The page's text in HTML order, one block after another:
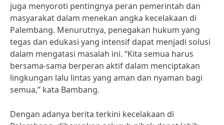
juga menyoroti pentingnya peran pemerintah dan
masyarakat dalam menekan angka kecelakaan di
Palembang. Menurutnya, penegakan hukum yang
tegas dan edukasi yang intensif dapat menjadi solusi
dalam mengatasi masalah ini. “Kita semua harus
bersama-sama berperan aktif dalam menciptakan
lingkungan lalu lintas yang aman dan nyaman bagi
semua,” kata Bambang.
Dengan adanya berita terkini kecelakaan di